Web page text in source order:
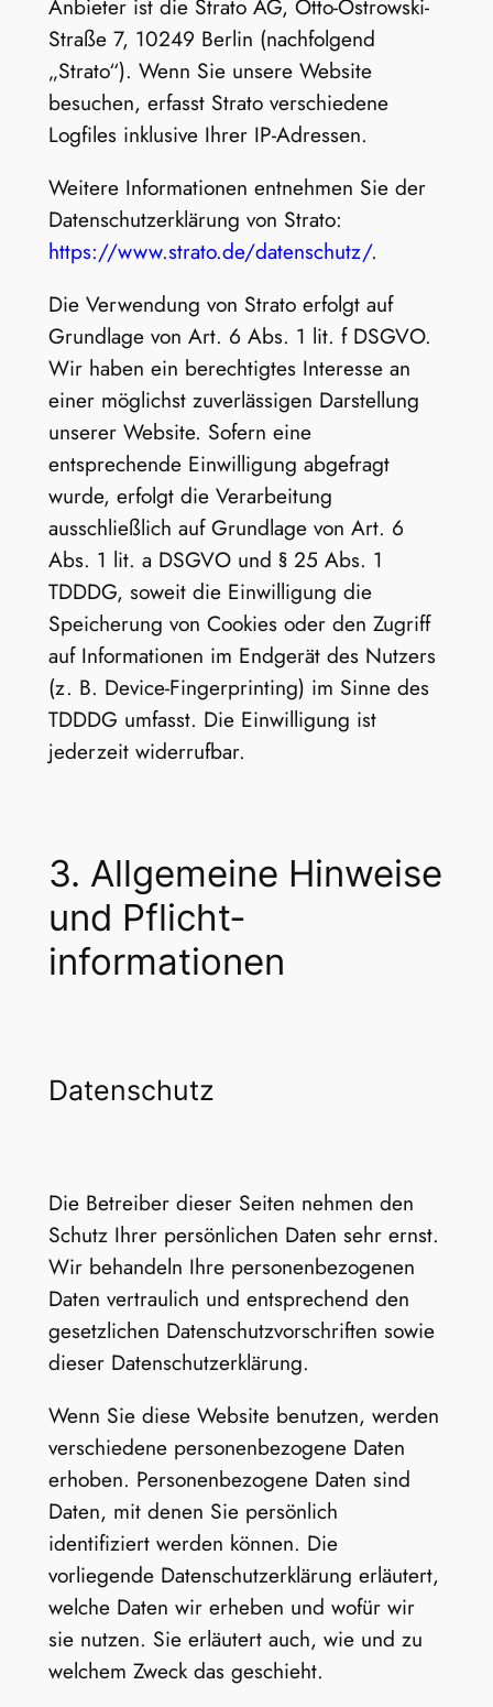
Anbieter ist die Strato AG, Otto-Ostrowski-
Straße 7, 10249 Berlin (nachfolgend
„Strato“). Wenn Sie unsere Website
besuchen, erfasst Strato verschiedene
Logfiles inklusive Ihrer IP-Adressen.
Weitere Informationen entnehmen Sie der
Datenschutzerklärung von Strato:
https://www.strato.de/datenschutz/.
Die Verwendung von Strato erfolgt auf
Grundlage von Art. 6 Abs. 1 lit. f DSGVO.
Wir haben ein berechtigtes Interesse an
einer möglichst zuverlässigen Darstellung
unserer Website. Sofern eine
entsprechende Einwilligung abgefragt
wurde, erfolgt die Verarbeitung
ausschließlich auf Grundlage von Art. 6
Abs. 1 lit. a DSGVO und § 25 Abs. 1
TDDDG, soweit die Einwilligung die
Speicherung von Cookies oder den Zugriff
auf Informationen im Endgerät des Nutzers
(z. B. Device-Fingerprinting) im Sinne des
TDDDG umfasst. Die Einwilligung ist
jederzeit widerrufbar.
3. Allgemeine Hinweise
und Pflicht­
informationen
Datenschutz
Die Betreiber dieser Seiten nehmen den
Schutz Ihrer persönlichen Daten sehr ernst.
Wir behandeln Ihre personenbezogenen
Daten vertraulich und entsprechend den
gesetzlichen Datenschutzvorschriften sowie
dieser Datenschutzerklärung.
Wenn Sie diese Website benutzen, werden
verschiedene personenbezogene Daten
erhoben. Personenbezogene Daten sind
Daten, mit denen Sie persönlich
identifiziert werden können. Die
vorliegende Datenschutzerklärung erläutert,
welche Daten wir erheben und wofür wir
sie nutzen. Sie erläutert auch, wie und zu
welchem Zweck das geschieht.